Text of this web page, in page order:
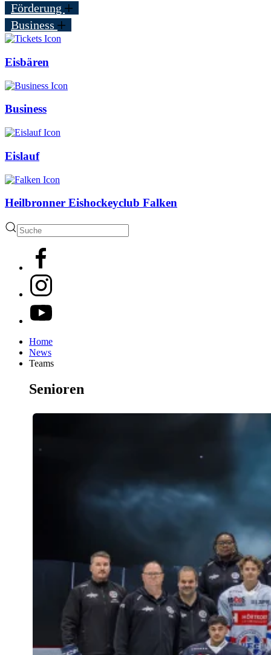
Förderung
Business
Eisbären
Business
Eislauf
Heilbronner Eishockeyclub Falken
Home
News
Teams
Senioren